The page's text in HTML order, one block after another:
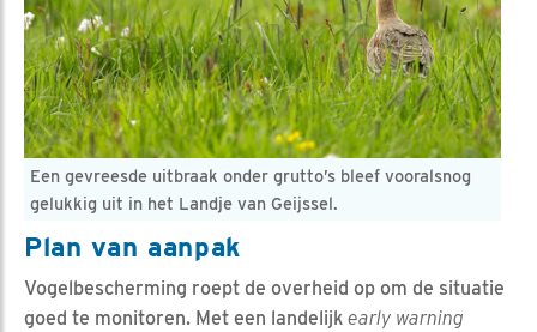
Een gevreesde uitbraak onder grutto’s bleef vooralsnog
gelukkig uit in het Landje van Geijssel.
Plan van aanpak
Vogelbescherming roept de overheid op om de situatie
goed te monitoren. Met een landelijk early warning